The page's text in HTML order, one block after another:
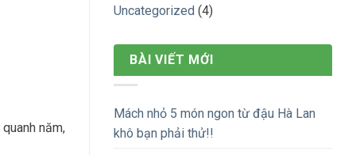
năm,
Uncategorized (4)
BÀI VIẾT MỚI
Mách nhỏ 5 món ngon từ đậu Hà Lan
khô bạn phải thử!!